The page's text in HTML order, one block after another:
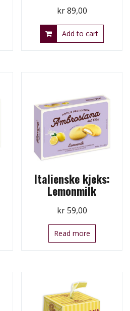
kr89,00
Add to cart
Italienske kjeks:
Lemonmilk
kr59,00
Read more